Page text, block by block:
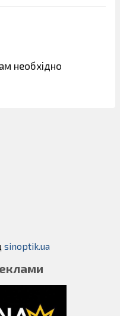
необхідно
sinoptik.ua